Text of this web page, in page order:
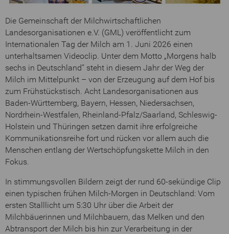
Die Gemeinschaft der Milchwirtschaftlichen
Landesorganisationen e.V. (GML) veröffentlicht zum
Internationalen Tag der Milch am 1. Juni 2026 einen
unterhaltsamen Videoclip. Unter dem Motto „Morgens halb
sechs in Deutschland“ steht in diesem Jahr der Weg der
Milch im Mittelpunkt – von der Erzeugung auf dem Hof bis
zum Frühstückstisch. Acht Landesorganisationen aus
Baden-Württemberg, Bayern, Hessen, Niedersachsen,
Nordrhein-Westfalen, Rheinland-Pfalz/Saarland, Schleswig-
Holstein und Thüringen setzen damit ihre erfolgreiche
Kommunikationsreihe fort und rücken vor allem auch die
Menschen entlang der Wertschöpfungskette Milch in den
Fokus.
In stimmungsvollen Bildern zeigt der rund 60-sekündige Clip
einen typischen frühen Milch-Morgen in Deutschland: Vom
ersten Stalllicht um 5:30 Uhr über die Arbeit der
Milchbäuerinnen und Milchbauern, das Melken und den
Abtransport der Milch bis hin zur Verarbeitung in der